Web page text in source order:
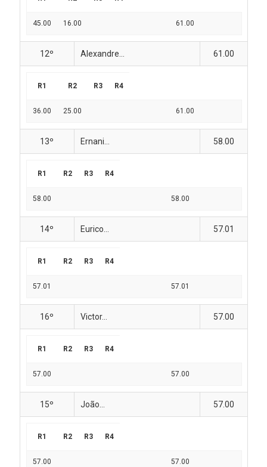
45.00 16.00 61.00
12º Alexandre... 61.00
R1 R2 R3 R4
36.00 25.00 61.00
13º Ernani... 58.00
R1 R2 R3 R4
58.00 58.00
14º Eurico... 57.01
R1 R2 R3 R4
57.01 57.01
16º Victor... 57.00
R1 R2 R3 R4
57.00 57.00
15º João... 57.00
R1 R2 R3 R4
57.00 57.00